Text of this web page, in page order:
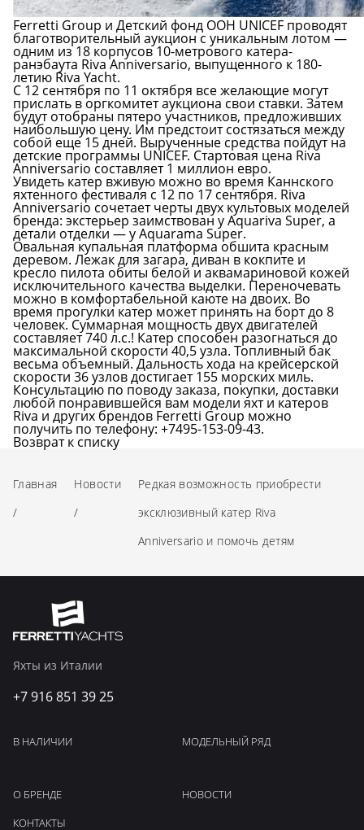
Ferretti Group и Детский фонд ООН UNICEF проводят
благотворительный аукцион с уникальным лотом —
одним из 18 корпусов 10-метрового катера-
ранэбаута Riva Anniversario, выпущенного к 180-
летию Riva Yacht.
С 12 сентября по 11 октября все желающие могут
прислать в оргкомитет аукциона свои ставки. Затем
будут отобраны пятеро участников, предложивших
наибольшую цену. Им предстоит состязаться между
собой еще 15 дней. Вырученные средства пойдут на
детские программы UNICEF. Стартовая цена Riva
Anniversario составляет 1 миллион евро.
Увидеть катер вживую можно во время Каннского
яхтенного фестиваля с 12 по 17 сентября. Riva
Anniversario сочетает черты двух культовых моделей
бренда: экстерьер заимствован у Aquariva Super, а
детали отделки — у Aquarama Super.
Овальная купальная платформа обшита красным
деревом. Лежак для загара, диван в кокпите и
кресло пилота обиты белой и аквамариновой кожей
исключительного качества выделки. Переночевать
можно в комфортабельной каюте на двоих. Во
время прогулки катер может принять на борт до 8
человек. Cуммарная мощность двух двигателей
составляет 740 л.с.! Катер способен разогнаться до
максимальной скорости 40,5 узла. Топливный бак
весьма объемный. Дальность хода на крейсерской
скорости 36 узлов достигает 155 морских миль.
Консультацию по поводу заказа, покупки, доставки
любой понравившейся вам модели яхт и катеров
Riva и других брендов Ferretti Group можно
получить по телефону: +7495-153-09-43.
Возврат к списку
Главная
/
Новости
/
Редкая возможность приобрести
эксклюзивный катер Riva
Anniversario и помочь детям
Яхты из Италии
+7 916 851 39 25
В НАЛИЧИИ МОДЕЛЬНЫЙ РЯД
О БРЕНДЕ
НОВОСТИ
КОНТАКТЫ